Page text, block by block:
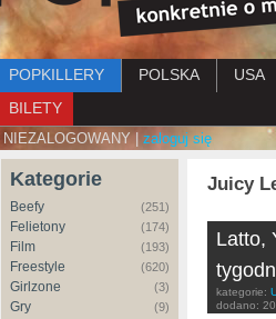
Menu główne
POPKILLERY POLSKA USA
BILETY
NIEZALOGOWANY | zaloguj się
Kategorie
Beefy (251)
Felietony (174)
Film (193)
Freestyle (620)
Girlzone (3)
Gry (9)
Juicy
Latto,
kategorie:
dodano: